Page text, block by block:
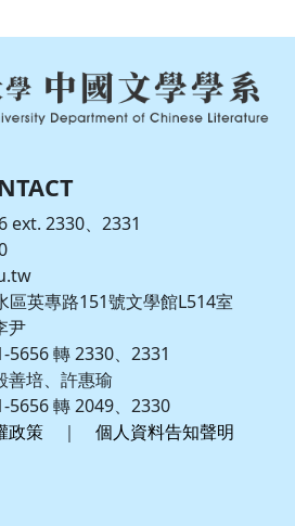
ext. 2330、2331
區英專路151號文學館L514室
尹
5656 轉 2330、2331
善培、許惠瑜
5656 轉 2049、2330
政策 ｜ 個人資料告知聲明